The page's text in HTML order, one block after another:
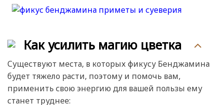
Как усилить магию цветка
Существуют места, в которых фикусу Бенджамина
будет тяжело расти, поэтому и помочь вам,
применить свою энергию для вашей пользы ему
станет труднее: